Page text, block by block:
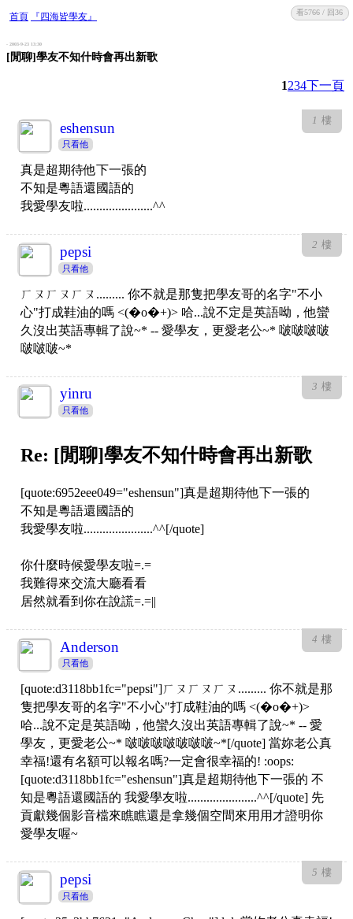
首頁 『四海皆學友』 收藏 回復
- 2003-9-23 13:30
[閒聊]學友不知什時會再出新歌
看5766 / 回36
1234下一頁
1 樓
eshensun
只看他
真是超期待他下一張的
不知是粵語還國語的
我愛學友啦......................^^
2 樓
pepsi
只看他
ㄏㄡㄏㄡㄏㄡ......... 你不就是那隻把學友哥的名字"不小
心"打成鞋油的嗎 <(�o�+)> 哈...說不定是英語呦，他蠻
久沒出英語專輯了說~* -- 愛學友，更愛老公~* 啵啵啵啵
啵啵啵~*
3 樓
yinru
只看他
Re: [閒聊]學友不知什時會再出新歌
[quote:6952eee049="eshensun"]真是超期待他下一張的
不知是粵語還國語的
我愛學友啦......................^^[/quote]
你什麼時候愛學友啦=.=
我難得來交流大廳看看
居然就看到你在說謊=.=||
4 樓
Anderson
只看他
[quote:d3118bb1fc="pepsi"]ㄏㄡㄏㄡㄏㄡ......... 你不就是那
隻把學友哥的名字"不小心"打成鞋油的嗎 <(�o�+)>
哈...說不定是英語呦，他蠻久沒出英語專輯了說~* -- 愛
學友，更愛老公~* 啵啵啵啵啵啵啵~*[/quote] 當妳老公真
幸福!還有名額可以報名嗎?一定會很幸福的! :oops:
[quote:d3118bb1fc="eshensun"]真是超期待他下一張的 不
知是粵語還國語的 我愛學友啦......................^^[/quote] 先
貢獻幾個影音檔來瞧瞧還是拿幾個空間來用用才證明你
愛學友喔~
5 樓
pepsi
只看他